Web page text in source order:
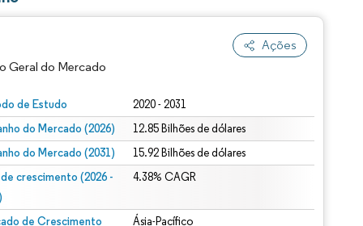
Ações
Geral do Mercado
de Estudo 2020 - 2031
do Mercado (2026) 12.85 Bilhões de dólares
do Mercado (2031) 15.92 Bilhões de dólares
de crescimento (2026 -
4.38% CAGR
de Crescimento
Ásia-Pacífico